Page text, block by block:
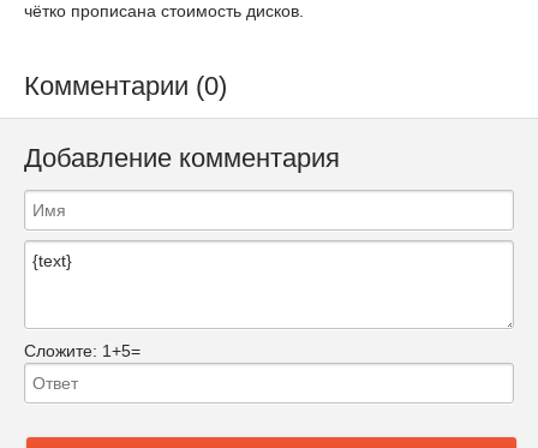
чётко прописана стоимость дисков.
Комментарии (0)
Добавление комментария
Сложите: 1+5=